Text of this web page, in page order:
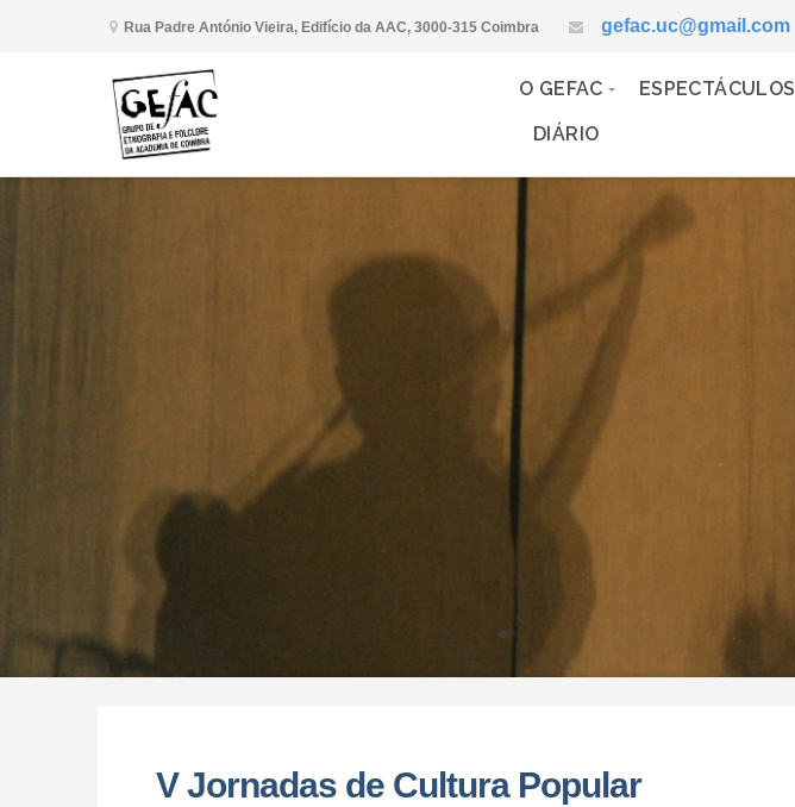
Rua Padre António Vieira, Edifício da AAC, 3000-315 Coimbra gefac.uc@gmail.com
O GEFAC ESPECTÁCULOS
DIÁRIO
V Jornadas de Cultura Popular